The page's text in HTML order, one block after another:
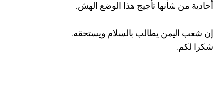
أحادية من شأنها تأجيج هذا الوضع الهش.
إن شعب اليمن يطالب بالسلام ويستحقه.
شكرا لكم.